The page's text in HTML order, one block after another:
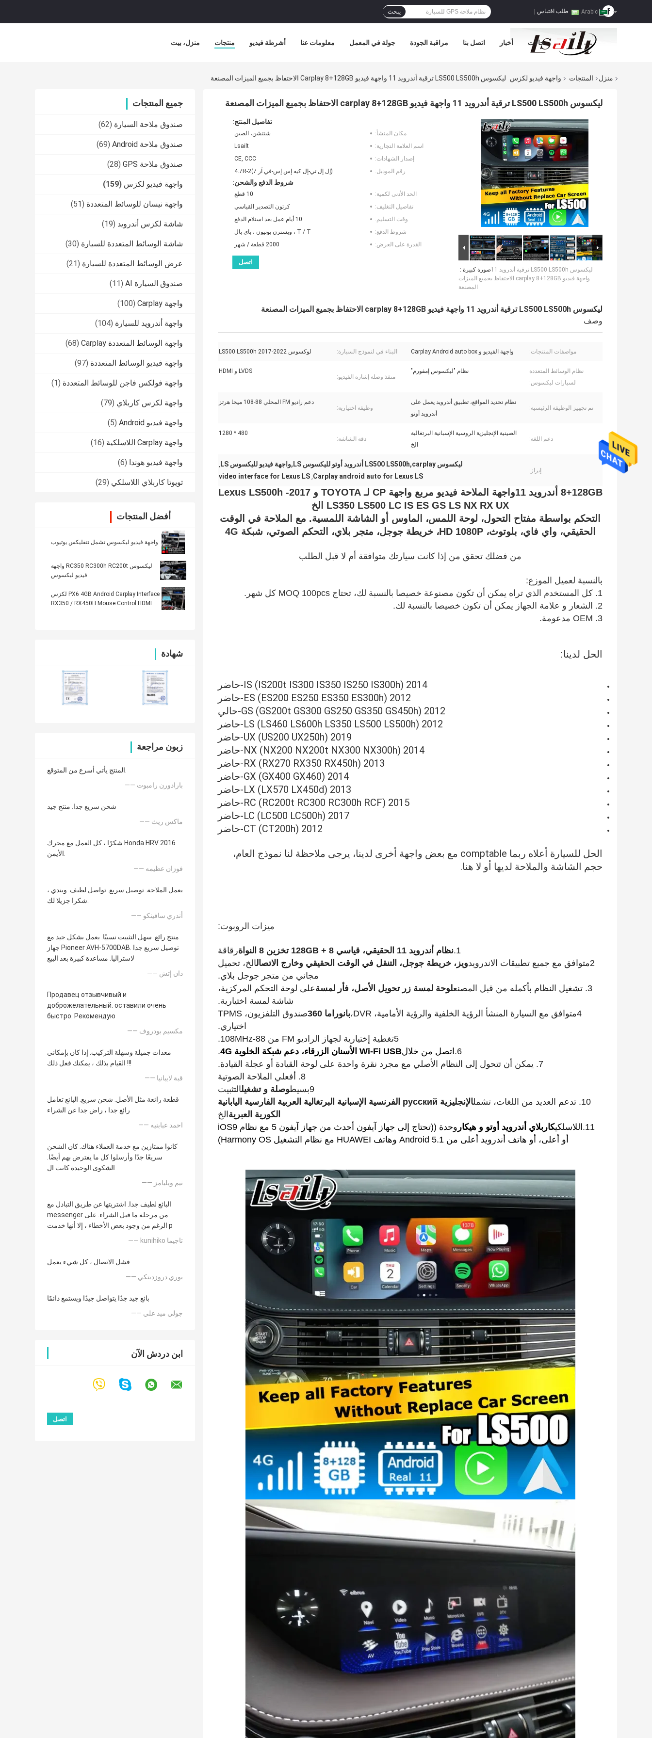
طلب اقتباس يبحث
منزل، بيت منتجات أشرطة فيديو معلومات عنا جولة في المعمل مراقبة الجودة اتصل بنا أخبار حالات
منزل المنتجات واجهة فيديو لكزس ليكسوس LS500 LS500h ترقية أندرويد 11 واجهة فيديو Carplay 8+128GB الاحتفاظ بجميع الميزات المصنعة
جميع المنتجات
صندوق ملاحة السيارة (62)
صندوق ملاحة Android (69)
صندوق ملاحة GPS (28)
واجهة فيديو لكزس (159)
واجهة نيسان للوسائط المتعددة (51)
شاشة لكزس أندرويد (19)
شاشة الوسائط المتعددة للسيارة (30)
عرض الوسائط المتعددة للسيارة (21)
صندوق السيارة AI (11)
واجهة Carplay (100)
واجهة أندرويد للسيارة (104)
واجهة الوسائط المتعددة Carplay (68)
واجهة فيديو الوسائط المتعددة (97)
واجهة فولكس فاجن للوسائط المتعددة (1)
واجهة لكزس كاربلاي (79)
واجهة فيديو Android (5)
واجهة Carplay اللاسلكية (16)
واجهة فيديو هوندا (6)
تويوتا كاربلاي اللاسلكي (29)
أفضل المنتجات
واجهة فيديو ليكسوس تشمل نتفليكس يوتيوب
ليكسوس RC350 RC300h RC200t واجهة
فيديو ليكسوس
PX6 4GB Android Carplay Interface لكزس
RX350 / RX450H Mouse Control HDMI
شهادة
زبون مراجعة
المنتج يأتي أسرع من المتوقع.
—— بارادورن رامبوت
شحن سريع جدا. منتج جيد
—— ماكس ريث
شكرًا ، كل العمل مع محرك Honda HRV 2016
الأيمن.
—— فوزان عظيمه
يعمل الملاحة. توصيل سريع. تواصل لطيف. ويندي ،
شكرا جزيلا لك.
—— أندري سافينكو
منتج رائع. سهل التثبيت نسبيًا. يعمل بشكل جيد مع
جهاز Pioneer AVH-5700DAB. توصيل سريع جدا
لاستراليا. مساعدة كبيرة بعد البيع
—— دان إتش
Продавец отзывчивый и
доброжелательный. оставили очень
быстро. Рекомендую
—— مكسيم بودروف
معدات جميلة وسهلة التركيب. إذا كان بإمكاني
القيام بذلك ، يمكنك فعل ذلك !!!
—— قبة لايبانيا
قطعة رائعة مثل الأصل. شحن سريع. البائع تعامل
رائع جدا ، راض جدا عن الشراء
—— احمد عبابنيه
كانوا ممتازين مع خدمة العملاء هناك. كان الشحن
سريعًا جدًا وأرسلوا كل ما يفترض بهم أيضًا.
الشكوى الوحيدة كانت ال
—— تيم ويليامز
البائع لطيف جدا. اشتريتها عن طريق التبادل مع
messenger من مرحلة ما قبل الشراء. على
الرغم من وجود بعض الأخطاء ، إلا أنها خدمت p
—— kunihiko تاجيما
فشل الاتصال ، كل شيء يعمل
—— يوري دروزديتكي
بائع جيد جدًا يتواصل جيدًا ويستمع دائمًا
—— جولي ميد علي
ابن دردش الآن
ليكسوس LS500 LS500h ترقية أندرويد 11 واجهة فيديو carplay 8+128GB الاحتفاظ بجميع الميزات المصنعة
صورة كبيرة :ليكسوس LS500 LS500h ترقية أندرويد 11
واجهة فيديو carplay 8+128GB الاحتفاظ بجميع الميزات
المصنعة
تفاصيل المنتج:
مكان المنشأ:
شنتشن، الصين
اسم العلامة التجارية:
Lsailt
إصدار الشهادات:
CE, CCC
رقم الموديل:
(إل إل تي-إل كيه إس إس-في آر 7)4.7R-2
شروط الدفع والشحن:
الحد الأدنى لكمية:
10 قطع
تفاصيل التغليف:
كرتون التصدير القياسي
وقت التسليم:
10 أيام عمل بعد استلام الدفع
شروط الدفع:
T / T ، ويسترن يونيون ، باي بال
القدرة على العرض:
2000 قطعة / شهر
اتصل
ليكسوس LS500 LS500h ترقية أندرويد 11 واجهة فيديو carplay 8+128GB الاحتفاظ بجميع الميزات المصنعة
وصف
مواصفات المنتجات: واجهة الفيديو و Carplay Android auto box البناء في لنموذج السيارة: لوكسوس LS500 LS500h 2017-2022
نظام الوسائط المتعددة
لسيارات ليكسوس:
نظام "ليكسوس إمفورم"
منفذ وصلة إشارة الفيديو:
LVDS و HDMI
تم تجهيز الوظيفة الرئيسية:
نظام تحديد المواقع، تطبيق أندرويد يعمل على
أندرويد أوتو
وظيفة اختيارية:
دعم راديو FM المحلي 88-108 ميجا هرتز
دعم اللغة:
الصينية الإنجليزية الروسية الإسبانية البرتغالية
الخ
دقة الشاشة:
480 * 1280
إبراز:
ليكسوس LS500 LS500h,carplay أندرويد أوتو لليكسوس LS,واجهة فيديو لليكسوس LS ,
Carplay android auto for Lexus LS
,
video interface for Lexus LS
8+128GB أندرويد 11
واجهة الملاحة فيديو مربع واجهة CP لـ TOYOTA و 2017- Lexus LS500h
LS350 LS500 LC IS ES GS LS NX RX UX الخ
التحكم بواسطة مفتاح التحول، لوحة اللمس، الماوس أو الشاشة اللمسية. مع الملاحة في الوقت
الحقيقي، واي فاي، بلوتوث، HD 1080P، خريطة جوجل، متجر بلاي، التحكم الصوتي، شبكة 4G
من فضلك تحقق من إذا كانت سيارتك متوافقة أم لا قبل الطلب
بالنسبة لعميل الموزع:
1. كل المستخدم الذي تراه يمكن أن تكون مصنوعة خصيصا بالنسبة لك، تحتاج MOQ 100pcs كل شهر.
2. الشعار و علامة الجهاز يمكن أن تكون خصيصا بالنسبة لك.
3. OEM مدعومة.
الحل لدينا:
IS (IS200t IS300 IS350 IS250 IS300h) 2014-حاضر
ES (ES200 ES250 ES350 ES300h) 2012-حاضر
GS (GS200t GS300 GS250 GS350 GS450h) 2012-حالي
LS (LS460 LS600h LS350 LS500 LS500h) 2012-حاضر
UX (US200 UX250h) 2019-حاضر
NX (NX200 NX200t NX300 NX300h) 2014-حاضر
RX (RX270 RX350 RX450h) 2013-حاضر
GX (GX400 GX460) 2014-حاضر
LX (LX570 LX450d) 2013-حاضر
RC (RC200t RC300 RC300h RCF) 2015-حاضر
LC (LC500 LC500h) 2017-حاضر
CT (CT200h) 2012-حاضر
الحل للسيارة أعلاه ربما comptable مع بعض واجهة أخرى لدينا، يرجى ملاحظة لنا نموذج العام،
حجم الشاشة والملاحة لديها أو لا هنا.
ميزات الروبوت:
1. نظام أندرويد 11 الحقيقي، قياسي 8 + 128GB تخزين 8 النواة
رقاقة
2متوافق مع جميع تطبيقات الاندرويد
ويز، خريطة جوجل، التنقل في الوقت الحقيقي وخارج الاتصالالخ، تحميل
مجاني من متجر جوجل بلاي.
3. تشغيل النظام بأكمله من قبل المصنع
لوحة لمسة زر تحويل الأصل، فأر لمسةعلى لوحة التحكم المركزية،
شاشة لمسة اختيارية.
4متوافق مع السيارة المنشأ الرؤية الخلفية والرؤية الأمامية، DVR،
بانوراما 360
صندوق التلفزيون، TPMS
اختياري.
5تغطية إختيارية لجهاز الراديو FM من 88-108MHz.
6. اتصل من خلالWi-Fi USB الأسنان الزرقاء، دعم شبكة الخلوية 4G
.
7. يمكن أن تتحول إلى النظام الأصلي مع مجرد نقرة واحدة على لوحة القيادة أو عجلة القيادة.
8. أفعلي الملاحة الصوتية
9بسيط
وصلة و تشغيلالتثبيت
10. تدعم العديد من اللغات، تشمل
الإنجليزية русский الفرنسية الإسبانية البرتغالية العربية الفارسية اليابانية
الكورية العبرية الخ
11. اللاسلكيكاربلاي أندرويد أوتو و هيكار
وحدة ((تحتاج إلى جهاز آيفون أحدث من جهاز آيفون 5 مع نظام iOS9
أو أعلى، أو هاتف أندرويد أعلى من Android 5.1 وهاتف HUAWEI مع نظام التشغيل Harmony OS)